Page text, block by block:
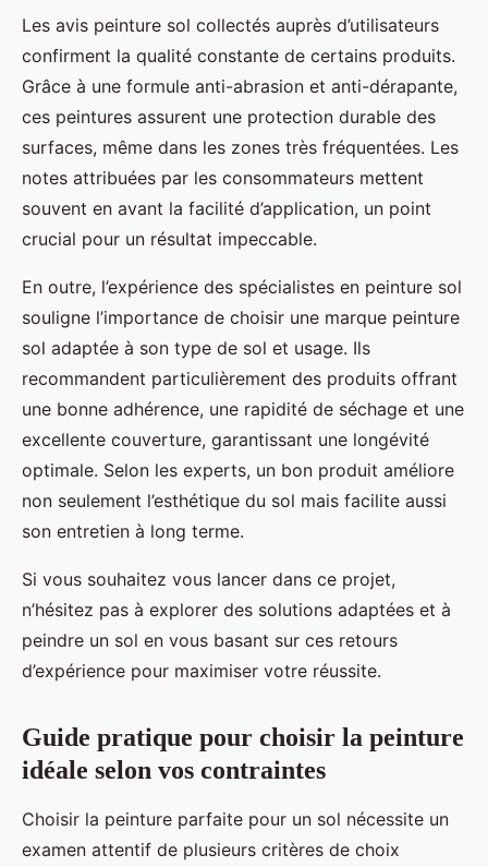
Les avis peinture sol collectés auprès d’utilisateurs
confirment la qualité constante de certains produits.
Grâce à une formule anti-abrasion et anti-dérapante,
ces peintures assurent une protection durable des
surfaces, même dans les zones très fréquentées. Les
notes attribuées par les consommateurs mettent
souvent en avant la facilité d’application, un point
crucial pour un résultat impeccable.
En outre, l’expérience des spécialistes en peinture sol
souligne l’importance de choisir une marque peinture
sol adaptée à son type de sol et usage. Ils
recommandent particulièrement des produits offrant
une bonne adhérence, une rapidité de séchage et une
excellente couverture, garantissant une longévité
optimale. Selon les experts, un bon produit améliore
non seulement l’esthétique du sol mais facilite aussi
son entretien à long terme.
Si vous souhaitez vous lancer dans ce projet,
n’hésitez pas à explorer des solutions adaptées et à
peindre un sol en vous basant sur ces retours
d’expérience pour maximiser votre réussite.
Guide pratique pour choisir la peinture
idéale selon vos contraintes
Choisir la peinture parfaite pour un sol nécessite un
examen attentif de plusieurs critères de choix